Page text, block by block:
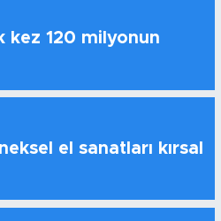
kez 120 milyonun
el sanatları kırsal